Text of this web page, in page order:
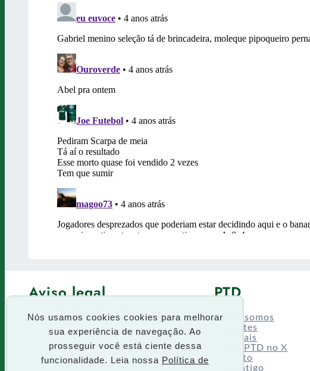
Nós usamos cookies cookies para melhorar
sua experiência de navegação. Ao
prosseguir você está ciente dessa
funcionalidade. Leia nossa Política de
Aviso legal
Termos de uso
PTD
Quem somos
Enquetes
Especiais
Siga o PTD no X
Contato
Site antigo